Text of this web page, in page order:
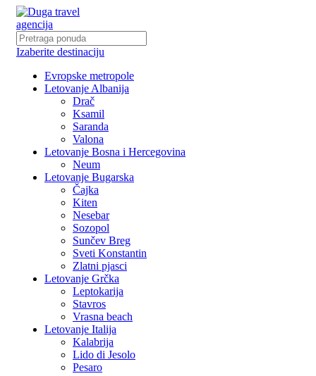
Izaberite destinaciju
Evropske metropole
Letovanje Albanija
Drač
Ksamil
Saranda
Valona
Letovanje Bosna i Hercegovina
Neum
Letovanje Bugarska
Čajka
Kiten
Nesebar
Sozopol
Sunčev Breg
Sveti Konstantin
Zlatni pjasci
Letovanje Grčka
Leptokarija
Stavros
Vrasna beach
Letovanje Italija
Kalabrija
Lido di Jesolo
Pesaro